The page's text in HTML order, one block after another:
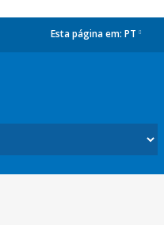
Esta página em: PT